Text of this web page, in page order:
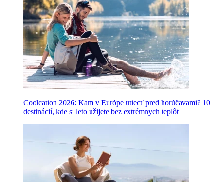
Coolcation 2026: Kam v Európe utiecť pred horúčavami? 10
destinácií, kde si leto užijete bez extrémnych teplôt